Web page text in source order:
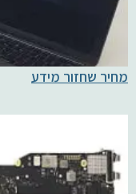
מחיר שחזור מידע